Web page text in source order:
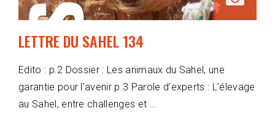
LETTRE DU SAHEL 134
Edito : p.2 Dossier : Les animaux du Sahel, une
garantie pour l’avenir p.3 Parole d’experts : L’élevage
au Sahel, entre challenges et …